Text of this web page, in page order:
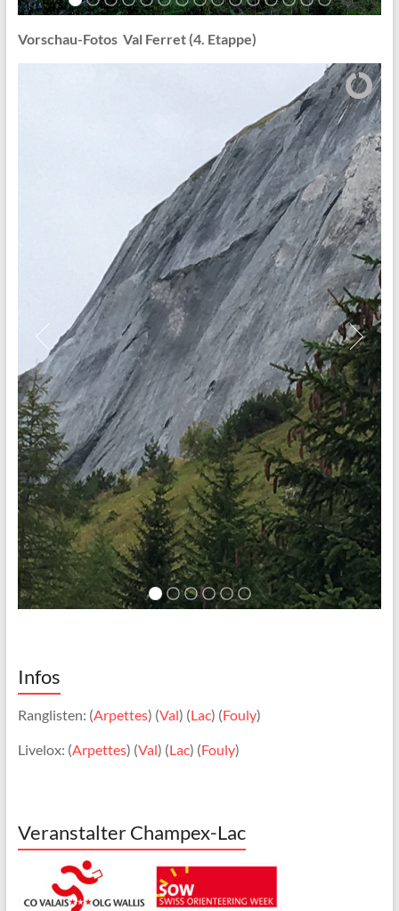
Vorschau-Fotos Val Ferret (4. Etappe)
Infos
Ranglisten: (Arpettes) (Val) (Lac) (Fouly)
Livelox: (Arpettes) (Val) (Lac) (Fouly)
Veranstalter Champex-Lac